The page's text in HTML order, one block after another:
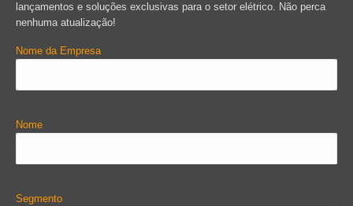
lançamentos e soluções exclusivas para o setor elétrico. Não perca
nenhuma atualização!
Nome da Empresa
Nome
Segmento